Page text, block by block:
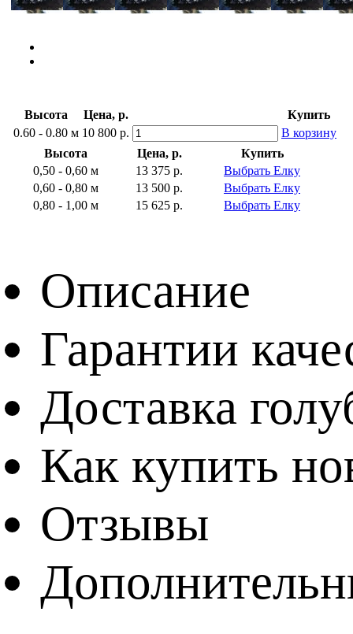
Высота Цена, р.
Купить
0.60 - 0.80 м 10 800 р.
В корзину
Высота
Цена, р.
Купить
0,50 - 0,60 м
13 375 р.
Выбрать Елку
0,60 - 0,80 м
13 500 р.
Выбрать Елку
0,80 - 1,00 м
15 625 р. Выбрать Елку
Описание
Гарантии
Доставка
Как купить
Отзывы